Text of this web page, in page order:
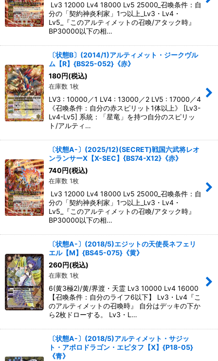
Lv3 12000 Lv4 18000 Lv5 25000_召喚条件：自
分の「契約神炎利家」1つ以上_Lv3・Lv4・
Lv5_『このアルティメットの召喚/アタック時』
BP30000以下の相…
〔状態B〕(2014/1)アルティメット・ジークヴル
ム【R】{BS25-052}《赤》
180 円(税込)
在庫数 1枚
LV3 : 10000／1 LV4 : 13000／2 LV5 : 17000／4
《召喚条件：自分の赤スピリット1体以上》 [Lv3-
Lv4-Lv5] 系統：「星竜」を持つ自分のスピリッ
ト/アルティ…
〔状態A-〕(2025/12)(SECRET)戦国六武将レオ
ンランサーX【X-SEC】{BS74-X12}《赤》
740 円(税込)
在庫数 1枚
Lv3 12000 Lv4 18000 Lv5 25000_召喚条件：自
分の「契約神炎利家」1つ以上_Lv3・Lv4・
Lv5_『このアルティメットの召喚/アタック時』
BP30000以下の相…
〔状態A-〕(2018/5)エジットの天使長ネフェリ
エル【M】{BS45-075}《黄》
260 円(税込)
在庫数 1枚
6(黄3極2)/黄/界渡・天霊 Lv3 10000 Lv4 16000
【召喚条件：自分のライフ6以下】 Lv3・Lv4『こ
のアルティメットの召喚時』 自分はデッキの下か
ら2枚ドローする。 Lv3・L…
〔状態A-〕(2018/5)アルティメット・サジッ
ト・アポロドラゴン・エピタフ【X】{P18-05}
《青》